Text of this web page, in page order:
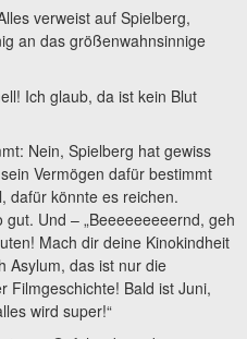
verweist auf Spielberg,
an das größenwahnsinnige
Ich glaub, da ist kein Blut
Nein, Spielberg hat gewiss
Vermögen dafür bestimmt
dafür könnte es reichen.
Und – „Beeeeeeeeernd, geh
Mach dir deine Kinokindheit
Asylum, das ist nur die
Filmgeschichte! Bald ist Juni,
wird super!“